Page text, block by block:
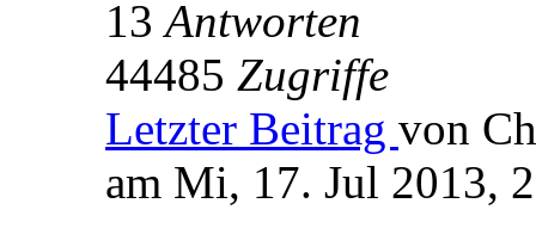
13Antworten
44485 Zugriffe
Letzter Beitrag von
am Mi, 17. Jul 2013,